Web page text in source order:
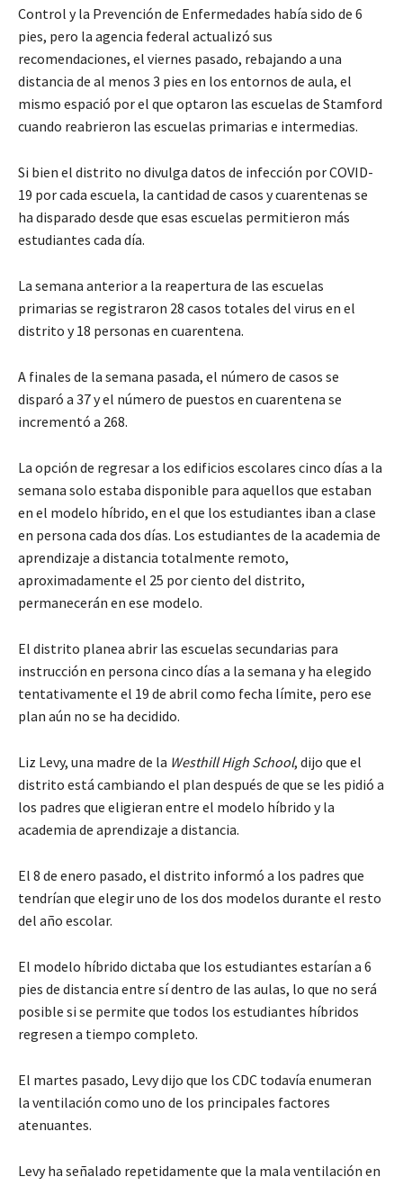
Control y la Prevención de Enfermedades había sido de 6
pies, pero la agencia federal actualizó sus
recomendaciones, el viernes pasado, rebajando a una
distancia de al menos 3 pies en los entornos de aula, el
mismo espació por el que optaron las escuelas de Stamford
cuando reabrieron las escuelas primarias e intermedias.
Si bien el distrito no divulga datos de infección por COVID-
19 por cada escuela, la cantidad de casos y cuarentenas se
ha disparado desde que esas escuelas permitieron más
estudiantes cada día.
La semana anterior a la reapertura de las escuelas
primarias se registraron 28 casos totales del virus en el
distrito y 18 personas en cuarentena.
A finales de la semana pasada, el número de casos se
disparó a 37 y el número de puestos en cuarentena se
incrementó a 268.
La opción de regresar a los edificios escolares cinco días a la
semana solo estaba disponible para aquellos que estaban
en el modelo híbrido, en el que los estudiantes iban a clase
en persona cada dos días. Los estudiantes de la academia de
aprendizaje a distancia totalmente remoto,
aproximadamente el 25 por ciento del distrito,
permanecerán en ese modelo.
El distrito planea abrir las escuelas secundarias para
instrucción en persona cinco días a la semana y ha elegido
tentativamente el 19 de abril como fecha límite, pero ese
plan aún no se ha decidido.
Liz Levy, una madre de la Westhill High School, dijo que el
distrito está cambiando el plan después de que se les pidió a
los padres que eligieran entre el modelo híbrido y la
academia de aprendizaje a distancia.
El 8 de enero pasado, el distrito informó a los padres que
tendrían que elegir uno de los dos modelos durante el resto
del año escolar.
El modelo híbrido dictaba que los estudiantes estarían a 6
pies de distancia entre sí dentro de las aulas, lo que no será
posible si se permite que todos los estudiantes híbridos
regresen a tiempo completo.
El martes pasado, Levy dijo que los CDC todavía enumeran
la ventilación como uno de los principales factores
atenuantes.
Levy ha señalado repetidamente que la mala ventilación en